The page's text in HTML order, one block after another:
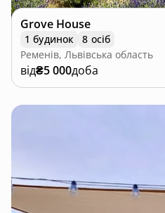
Grove House
1 будинок
8 осіб
Ременів, Львівська область
від₴5 000доба